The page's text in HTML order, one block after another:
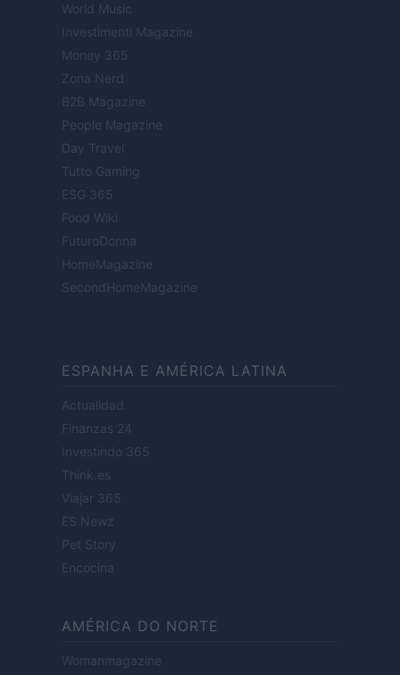
World Music
Investimenti Magazine
Money 365
Zona Nerd
B2B Magazine
People Magazine
Day Travel
Tutto Gaming
ESG 365
Food Wiki
FuturoDonna
HomeMagazine
SecondHomeMagazine
ESPANHA E AMÉRICA LATINA
Actualidad
Finanzas 24
Investindo 365
Think.es
Viajar 365
ES Newz
Pet Story
Encocina
AMÉRICA DO NORTE
Womanmagazine